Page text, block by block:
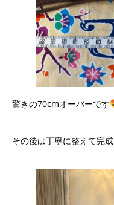
驚きの70cmオーバーです
その後は丁寧に整えて完成